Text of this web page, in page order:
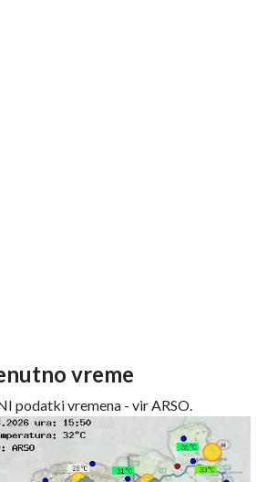
vreme
podatki vremena - vir ARSO.